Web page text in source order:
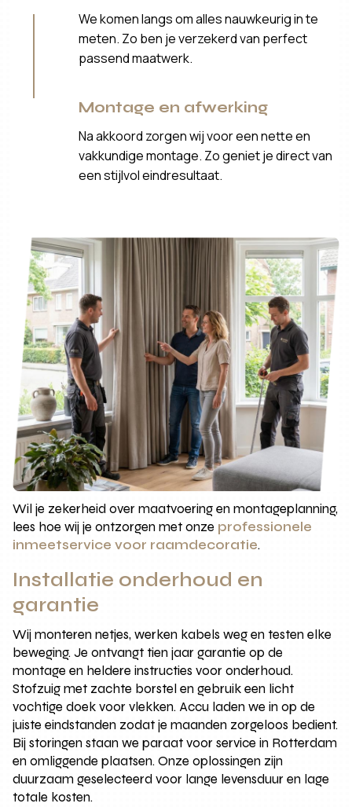
We komen langs om alles nauwkeurig in te
meten. Zo ben je verzekerd van perfect
passend maatwerk.
Montage en afwerking
Na akkoord zorgen wij voor een nette en
vakkundige montage. Zo geniet je direct van
een stijlvol eindresultaat.
Wil je zekerheid over maatvoering en montageplanning,
lees hoe wij je ontzorgen met onze professionele
inmeetservice voor raamdecoratie.
Installatie onderhoud en
garantie
Wij monteren netjes, werken kabels weg en testen elke
beweging. Je ontvangt tien jaar garantie op de
montage en heldere instructies voor onderhoud.
Stofzuig met zachte borstel en gebruik een licht
vochtige doek voor vlekken. Accu laden we in op de
juiste eindstanden zodat je maanden zorgeloos bedient.
Bij storingen staan we paraat voor service in Rotterdam
en omliggende plaatsen. Onze oplossingen zijn
duurzaam geselecteerd voor lange levensduur en lage
totale kosten.